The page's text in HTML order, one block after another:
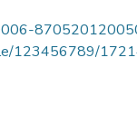
123456789/